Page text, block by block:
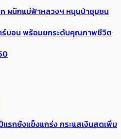
ผนึกแม่ฟ้าหลวงฯ หนุนป่าชุมชน
ร์บอน พร้อมยกระดับคุณภาพชีวิต
แรกยังแข็งแกร่ง กระแสเงินสดเพิ่ม